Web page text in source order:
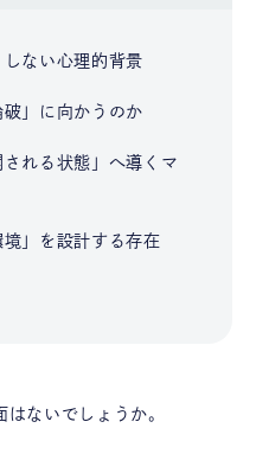
しない心理的背景
」に向かうのか
れる状態」へ導くマ
」を設計する存在
ないでしょうか。